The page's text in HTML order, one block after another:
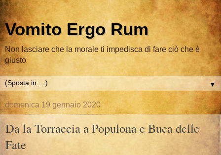
Vomito Ergo Rum
Non lasciare che la morale ti impedisca di fare ciò che è
giusto
▼
domenica 19 gennaio 2020
Da la Torraccia a Populona e Buca delle
Fate